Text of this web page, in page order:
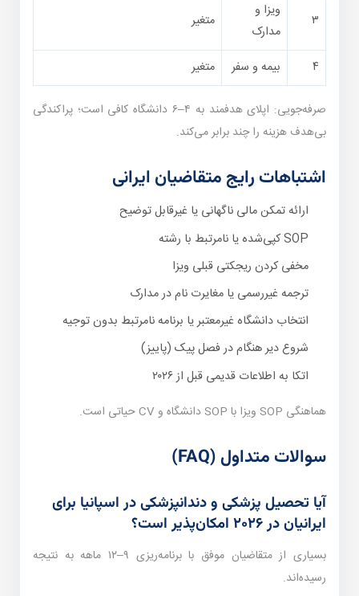
۳
ویزا و
مدارک
متغیر
۴ بیمه و سفر متغیر
صرفه‌جویی: اپلای هدفمند به ۴–۶ دانشگاه کافی است؛ پراکندگی
بی‌هدف هزینه را چند برابر می‌کند.
اشتباهات رایج متقاضیان ایرانی
ارائه تمکن مالی ناگهانی یا غیرقابل توضیح
SOP کپی‌شده یا نامرتبط با رشته
مخفی کردن ریجکتی قبلی ویزا
ترجمه غیررسمی یا مغایرت نام در مدارک
انتخاب دانشگاه غیرمعتبر یا برنامه نامرتبط بدون توجیه
شروع دیر هنگام در فصل پیک (پاییز)
اتکا به اطلاعات قدیمی قبل از ۲۰۲۶
هماهنگی SOP ویزا با SOP دانشگاه و CV حیاتی است.
سوالات متداول (FAQ)
آیا تحصیل پزشکی و دندانپزشکی در اسپانیا برای
ایرانیان در ۲۰۲۶ امکان‌پذیر است؟
بسیاری از متقاضیان موفق با برنامه‌ریزی ۹–۱۲ ماهه به نتیجه
رسیده‌اند.